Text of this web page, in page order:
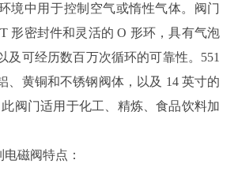
境中用于控制空气或惰性气体。阀门
形密封件和灵活的 O 形环，具有气泡
及可经历数百万次循环的可靠性。551
、黄铜和不锈钢阀体，以及 14 英寸的
此阀门适用于化工、精炼、食品饮料加
磁阀特点：